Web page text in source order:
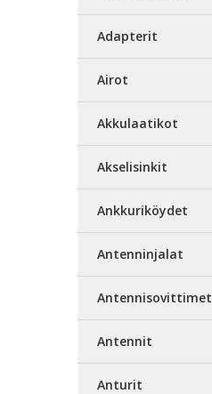
Adapterit
Airot
Akkulaatikot
Akselisinkit
Ankkuriköydet
Antenninjalat
Antennisovittimet
Antennit
Anturit